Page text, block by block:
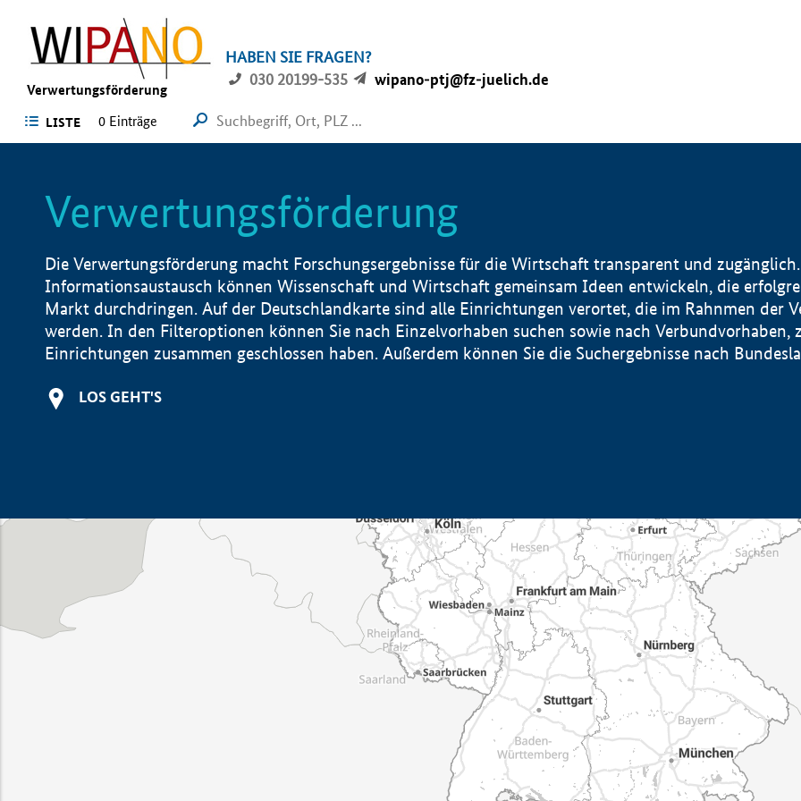
Verwertungsförderung
HABEN SIE FRAGEN?
030 20199-535
wipano-ptj@fz-juelich.de
LISTE 0 Einträge
Verwertungsförderung
Die Verwertungsförderung macht Forschungsergebnisse für die Wirtschaft transparent und
Informationsaustausch können Wissenschaft und Wirtschaft gemeinsam Ideen entwickeln, die
Markt durchdringen. Auf der Deutschlandkarte sind alle Einrichtungen verortet, die im Rahnmen der
werden. In den Filteroptionen können Sie nach Einzelvorhaben suchen sowie nach Verbundvorhaben,
Einrichtungen zusammen geschlossen haben. Außerdem können Sie die Suchergebnisse nach
LOS GEHT'S